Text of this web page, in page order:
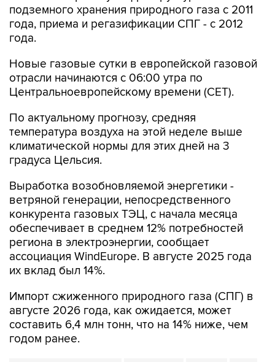
подземного хранения природного газа с 2011
года, приема и регазификации СПГ - с 2012
года.
Новые газовые сутки в европейской газовой
отрасли начинаются c 06:00 утра по
Центральноевропейскому времени (CET).
По актуальному прогнозу, средняя
температура воздуха на этой неделе выше
климатической нормы для этих дней на 3
градуса Цельсия.
Выработка возобновляемой энергетики -
ветряной генерации, непосредственного
конкурента газовых ТЭЦ, с начала месяца
обеспечивает в среднем 12% потребностей
региона в электроэнергии, сообщает
ассоциация WindEurope. В августе 2025 года
их вклад был 14%.
Импорт сжиженного природного газа (СПГ) в
августе 2026 года, как ожидается, может
составить 6,4 млн тонн, что на 14% ниже, чем
годом ранее.